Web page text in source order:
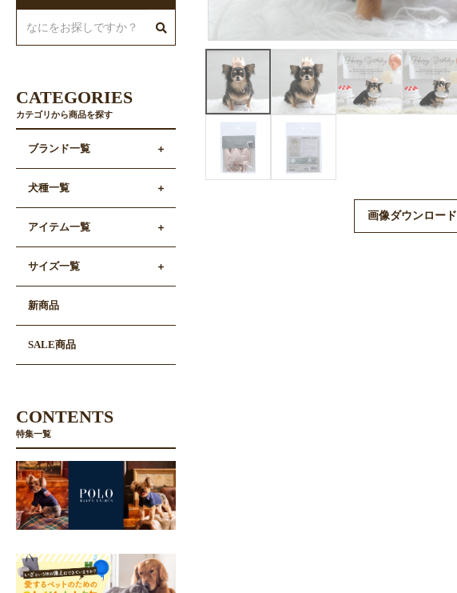
画像ダウンロード
CATEGORIES
カテゴリから商品を探す
ブランド一覧
犬種一覧
アイテム一覧
サイズ一覧
新商品
SALE商品
CONTENTS
特集一覧